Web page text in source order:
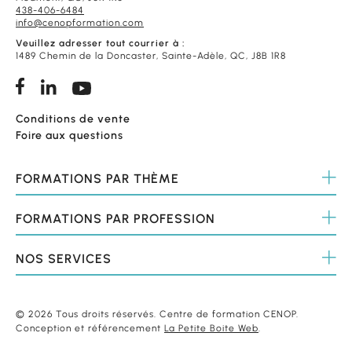
438-406-6484
info@cenopformation.com
Veuillez adresser tout courrier à :
1489 Chemin de la Doncaster, Sainte-Adèle, QC, J8B 1R8
Conditions de vente
Foire aux questions
FORMATIONS PAR THÈME
FORMATIONS PAR PROFESSION
NOS SERVICES
© 2026 Tous droits réservés. Centre de formation CENOP.
Conception et référencement La Petite Boite Web